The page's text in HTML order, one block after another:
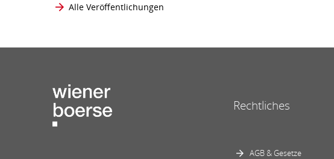
Alle Veröffentlichungen
Rechtliches
AGB & Gesetze